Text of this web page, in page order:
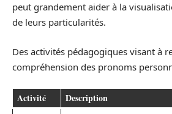
peut grandement aider à la
de leurs particularités.
Des activités pédagogiques visant à
compréhension des pronoms
Activité Description